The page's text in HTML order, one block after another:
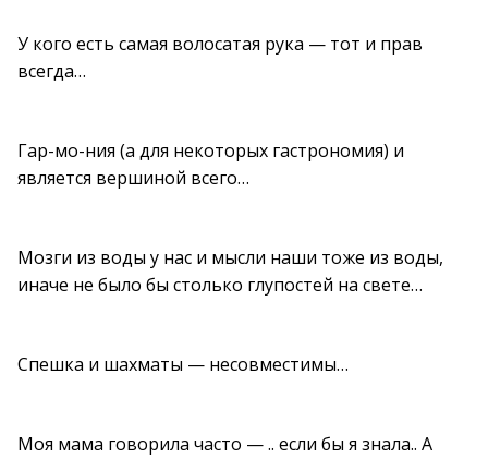
У кого есть самая волосатая рука — тот и прав
всегда…
Гар-мо-ния (а для некоторых гастрономия) и
является вершиной всего…
Мозги из воды у нас и мысли наши тоже из воды,
иначе не было бы столько глупостей на свете…
Спешка и шахматы — несовместимы…
Моя мама говорила часто — .. если бы я знала.. А